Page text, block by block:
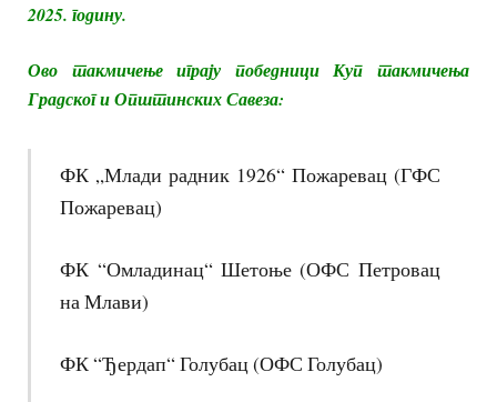
2025. годину.
Ово такмичење играју победници Куп такмичења
Градског и Општинских Савеза:
ФК „Млади радник 1926“ Пожаревац (ГФС
Пожаревац)
ФК “Омладинац“ Шетоње (ОФС Петровац
на Млави)
ФК “Ђердап“ Голубац (ОФС Голубац)